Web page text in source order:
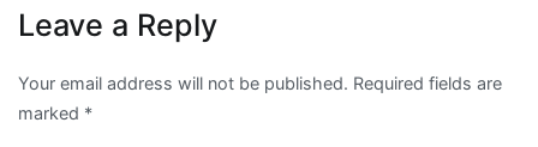
Leave a Reply
Your email address will not be published. Required fields are
marked *